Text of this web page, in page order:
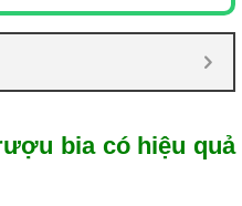
bia có hiệu quả